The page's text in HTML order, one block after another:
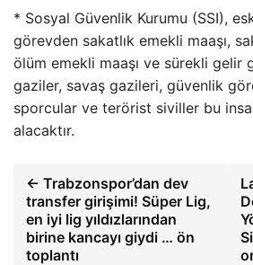
* Sosyal Güvenlik Kurumu (SSI),
görevden sakatlık emekli maaşı,
ölüm emekli maaşı ve sürekli gelir
gaziler, savaş gazileri, güvenlik
sporcular ve terörist siviller bu
alacaktır.
← Trabzonspor’dan dev
transfer girişimi! Süper Lig,
en iyi lig yıldızlarından
birine kancayı giydi … ön
toplantı